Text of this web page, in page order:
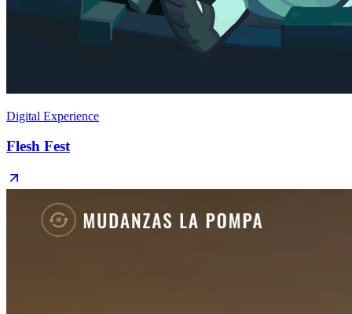
Digital Experience
Flesh Fest